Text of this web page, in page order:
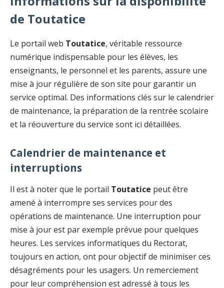
de Toutatice
Le portail web Toutatice, véritable ressource
numérique indispensable pour les élèves, les
enseignants, le personnel et les parents, assure une
mise à jour régulière de son site pour garantir un
service optimal. Des informations clés sur le calendrier
de maintenance, la préparation de la rentrée scolaire
et la réouverture du service sont ici détaillées.
Calendrier de maintenance et
interruptions
Il est à noter que le portail Toutatice peut être
amené à interrompre ses services pour des
opérations de maintenance. Une interruption pour
mise à jour est par exemple prévue pour quelques
heures. Les services informatiques du Rectorat,
toujours en action, ont pour objectif de minimiser ces
désagréments pour les usagers. Un remerciement
pour leur compréhension est adressé à tous les